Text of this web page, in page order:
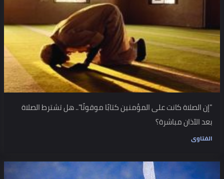
"إن الصلاة كانت على المؤمنين كتابًا موقوتًا".. هل تشترط الصلاة
بعد الآذان مباشرة؟
الفتاوى